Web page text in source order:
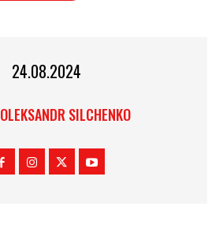
24.08.2024
OLEKSANDR SILCHENKO